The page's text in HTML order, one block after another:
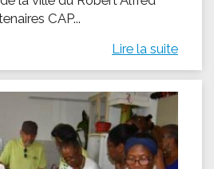
CAP...
Lire la suite